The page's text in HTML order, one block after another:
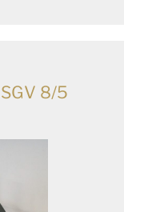
8/5